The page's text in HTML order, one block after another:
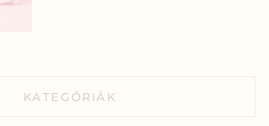
KATEGÓRIÁK